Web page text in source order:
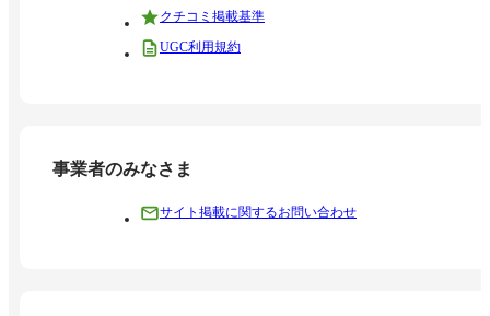
クチコミ掲載基準
UGC利用規約
事業者のみなさま
サイト掲載に関するお問い合わせ